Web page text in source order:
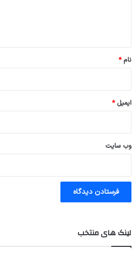
نام*
ایمیل*
وب‌ سایت
لینک های منتخب